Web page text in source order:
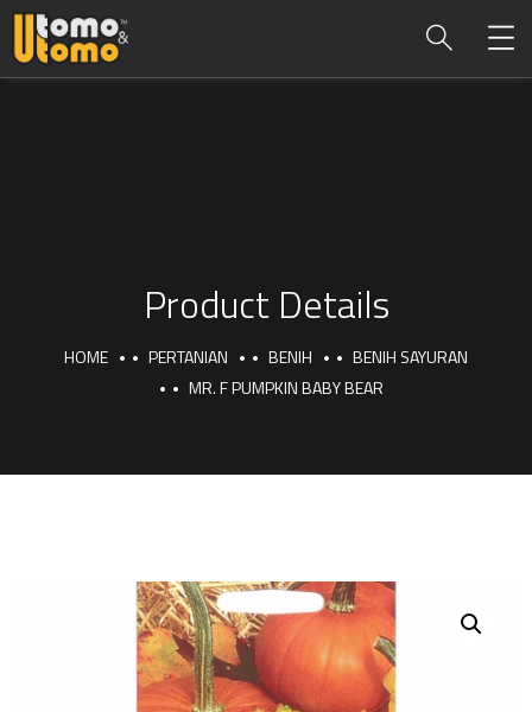
Product Details
HOME PERTANIAN BENIH
BENIH SAYURAN
MR. F PUMPKIN BABY BEAR